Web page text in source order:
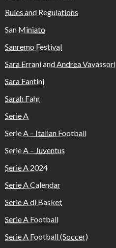
Rules and Regulations
San Miniato
Sanremo Festival
Sara Errani and Andrea Vavassori
Sara Fantini
Sarah Fahr
Serie A
Serie A – Italian Football
Serie A – Juventus
Serie A 2024
Serie A Calendar
Serie A di Basket
Serie A Football
Serie A Football (Soccer)